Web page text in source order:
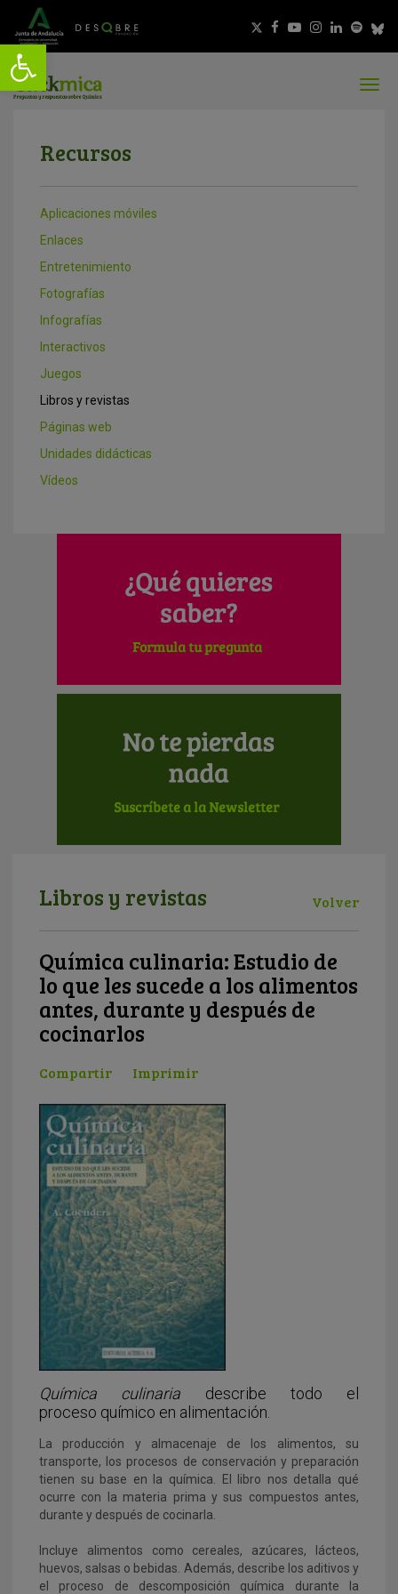
Recursos
Aplicaciones móviles
Enlaces
Entretenimiento
Fotografías
Infografías
Interactivos
Juegos
Libros y revistas
Páginas web
Unidades didácticas
Vídeos
Libros y revistas Volver
Química culinaria: Estudio de
lo que les sucede a los alimentos
antes, durante y después de
cocinarlos
Compartir Imprimir
Química culinaria describe todo el
proceso químico en alimentación.
La producción y almacenaje de los alimentos, su
transporte, los procesos de conservación y preparación
tienen su base en la química. El libro nos detalla qué
ocurre con la materia prima y sus compuestos antes,
durante y después de cocinarla.
Incluye alimentos como cereales, azúcares, lácteos,
huevos, salsas o bebidas. Además, describe los aditivos y
el proceso de descomposición química durante la